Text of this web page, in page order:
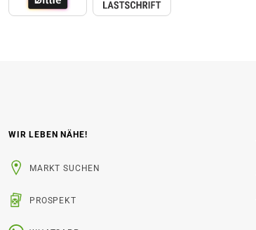
WIR LEBEN NÄHE!
MARKT SUCHEN
PROSPEKT